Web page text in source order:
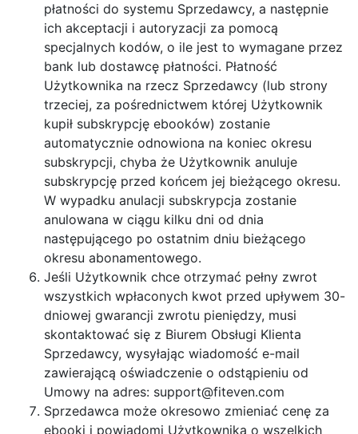
płatności do systemu Sprzedawcy, a następnie
ich akceptacji i autoryzacji za pomocą
specjalnych kodów, o ile jest to wymagane przez
bank lub dostawcę płatności. Płatność
Użytkownika na rzecz Sprzedawcy (lub strony
trzeciej, za pośrednictwem której Użytkownik
kupił subskrypcję ebooków) zostanie
automatycznie odnowiona na koniec okresu
subskrypcji, chyba że Użytkownik anuluje
subskrypcję przed końcem jej bieżącego okresu.
W wypadku anulacji subskrypcja zostanie
anulowana w ciągu kilku dni od dnia
następującego po ostatnim dniu bieżącego
okresu abonamentowego.
Jeśli Użytkownik chce otrzymać pełny zwrot
wszystkich wpłaconych kwot przed upływem 30-
dniowej gwarancji zwrotu pieniędzy, musi
skontaktować się z Biurem Obsługi Klienta
Sprzedawcy, wysyłając wiadomość e-mail
zawierającą oświadczenie o odstąpieniu od
Umowy na adres: support@fiteven.com
Sprzedawca może okresowo zmieniać cenę za
ebooki i powiadomi Użytkownika o wszelkich